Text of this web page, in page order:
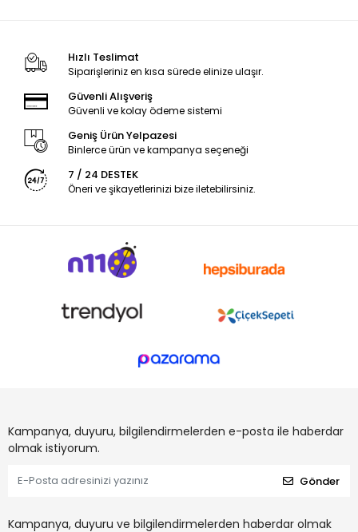
Hızlı Teslimat
Siparişleriniz en kısa sürede elinize ulaşır.
Güvenli Alışveriş
Güvenli ve kolay ödeme sistemi
Geniş Ürün Yelpazesi
Binlerce ürün ve kampanya seçeneği
7 / 24 DESTEK
Öneri ve şikayetlerinizi bize iletebilirsiniz.
Kampanya, duyuru, bilgilendirmelerden e-posta ile haberdar
olmak istiyorum.
Gönder
Kampanya, duyuru ve bilgilendirmelerden haberdar olmak